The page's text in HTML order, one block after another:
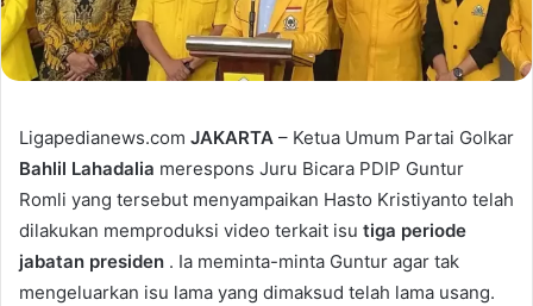
Ligapedianews.com JAKARTA – Ketua Umum Partai Golkar
Bahlil Lahadalia merespons Juru Bicara PDIP Guntur
Romli yang tersebut menyampaikan Hasto Kristiyanto telah
dilakukan memproduksi video terkait isu tiga periode
jabatan presiden . Ia meminta-minta Guntur agar tak
mengeluarkan isu lama yang dimaksud telah lama usang.